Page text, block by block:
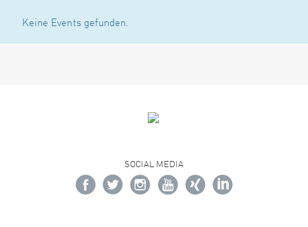
Keine Events gefunden.
SOCIAL MEDIA